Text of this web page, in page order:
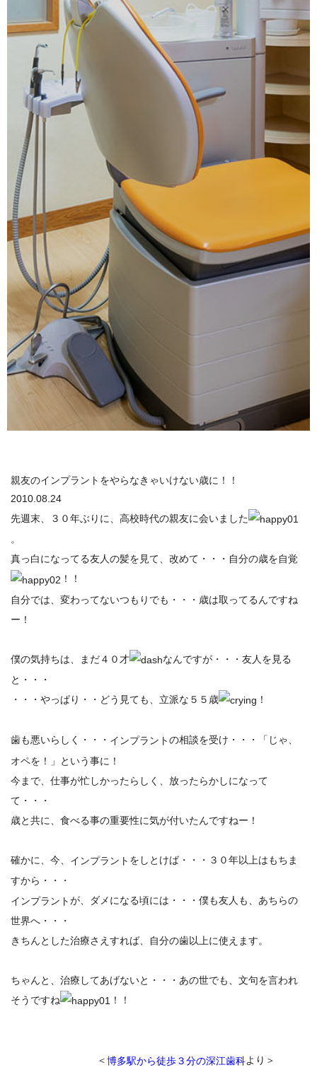
親友のインプラントをやらなきゃいけない歳に！！
2010.08.24
先週末、３０年ぶりに、高校時代の親友に会いました
。
真っ白になってる友人の髪を見て、改めて・・・自分の歳を自覚
！！
自分では、変わってないつもりでも・・・歳は取ってるんですね
ー！
僕の気持ちは、まだ４０才
なんですが・・・友人を見る
と・・・
・・・やっぱり・・どう見ても、立派な５５歳
！
歯も悪いらしく・・・ インプラントの相談を受け・・・「じゃ、
オペを！」という事に！
今まで、仕事が忙しかったらしく、放ったらかしになって
て・・・
歳と共に、食べる事の重要性に気が付いたんですねー！
確かに、今、 インプラント をしとけば・・・３０年以上はもちま
すから・・・
インプラントが、ダメになる頃には・・・僕も友人も、あちらの
世界へ・・・
きちんとした治療さえすれば、自分の歯以上に使えます。
ちゃんと、治療してあげないと・・・あの世でも、文句を言われ
そうですね
！！
＜博多駅から徒歩３分の深江歯科より＞